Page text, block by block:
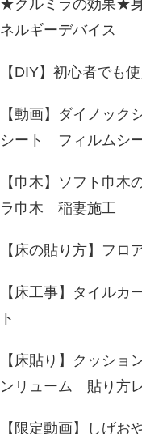
★クルミラの効果★
ネルギーデバイス
【DIY】初心者でも
【動画】ダイノッ
シート フィルムシ
【巾木】ソフト巾
ラ巾木 稲妻施工
【床の貼り方】フ
【床工事】タイル
ト
【床貼り】クッシ
ンリューム 貼り方
【限定動画】しげお